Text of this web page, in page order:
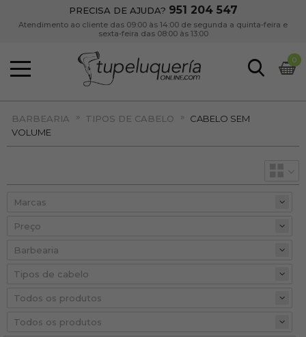
PRECISA DE AJUDA? 951 204 547
Atendimento ao cliente das 09:00 às 14:00 de segunda a quinta-feira e
sexta-feira das 08:00 às 13:00
0
BARBEARIA » TIPOS DE CABELO » CABELO SEM
VOLUME
Preço